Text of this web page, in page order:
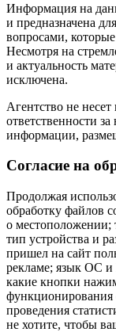
Информация на
и предназначена
вопросами,
Несмотря на
и актуальность
исключена.
Агентство не несет
ответственности
информации,
Cогласие на
Продолжая
обработку файлов
о местоположении;
тип устройства и
пришел на сайт
рекламе; язык ОС и
какие кнопки
функционирования
проведения
не хотите, чтобы